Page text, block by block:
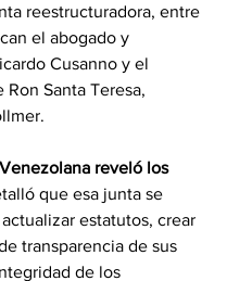
reestructuradora, entre
el abogado y
Cusanno y el
Santa Teresa,
reveló los
que esa junta se
estatutos, crear
transparencia de sus
de los